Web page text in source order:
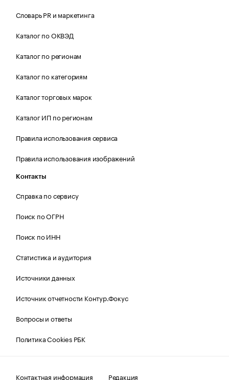
Словарь PR и маркетинга
Каталог по ОКВЭД
Каталог по регионам
Каталог по категориям
Каталог торговых марок
Каталог ИП по регионам
Правила использования сервиса
Правила использования изображений
Контакты
Справка по сервису
Поиск по ОГРН
Поиск по ИНН
Статистика и аудитория
Источники данных
Источник отчетности Контур.Фокус
Вопросы и ответы
Политика Cookies РБК
Контактная информация Редакция